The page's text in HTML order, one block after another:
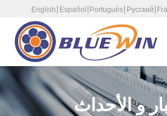
English Español Português Русский
و الأحداث